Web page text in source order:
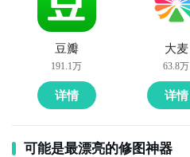
豆瓣
191.1万
详情
大麦
63.8万
详情
可能是最漂亮的修图神器